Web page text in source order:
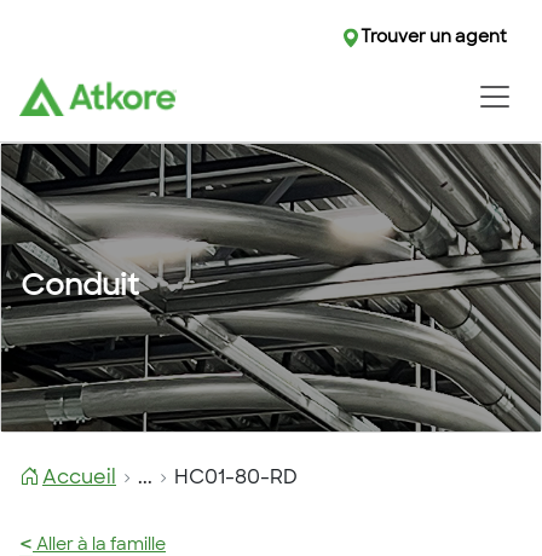
Trouver un agent
Conduit
Accueil ... HC01-80-RD
< Aller à la famille